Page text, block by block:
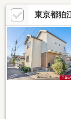
から暖かく過ごせ
段使わない物の収
あり、玄関まわり
同フロアにあり、
きのテラス・バル
スペース1台分有り(
東京都狛